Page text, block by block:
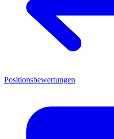
Positionsbewertungen